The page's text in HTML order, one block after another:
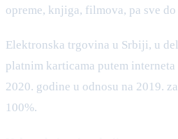
opreme, knjiga, filmova, pa sve
Elektronska trgovina u Srbiji, u
platnim karticama putem
2020. godine u odnosu na 2019.
100%.